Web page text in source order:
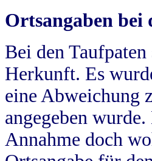
Ortsangaben bei
Bei den
Herkunft. Es
eine Abweichung
angegeben
Annahme doch